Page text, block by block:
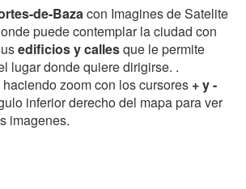
de-Bazacon Imagines de Satelite
puede contemplar la ciudad con
edificios y callesque le permite
lugar donde quiere dirigirse. .
zoom con los cursores + y -
inferior derecho del mapa para ver
imagenes.